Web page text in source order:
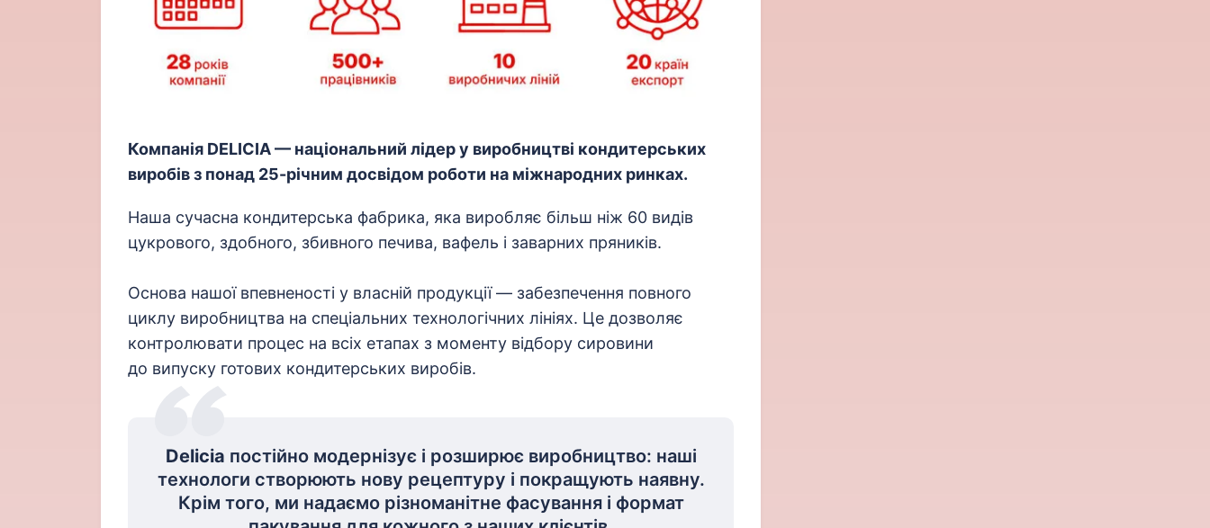
Компанія DELICIA — національний лідер у виробництві кондитерських
виробів з понад 25-річним досвідом роботи на міжнародних ринках.
Наша сучасна кондитерська фабрика, яка виробляє більш ніж 60 видів
цукрового, здобного, збивного печива, вафель і заварних пряників.
Основа нашої впевненості у власній продукції — забезпечення повного
циклу виробництва на спеціальних технологічних лініях. Це дозволяє
контролювати процес на всіх етапах з моменту відбору сировини
до випуску готових кондитерських виробів.
Delicia постійно модернізує і розширює виробництво: наші
технологи створюють нову рецептуру і покращують наявну.
Крім того, ми надаємо різноманітне фасування і формат